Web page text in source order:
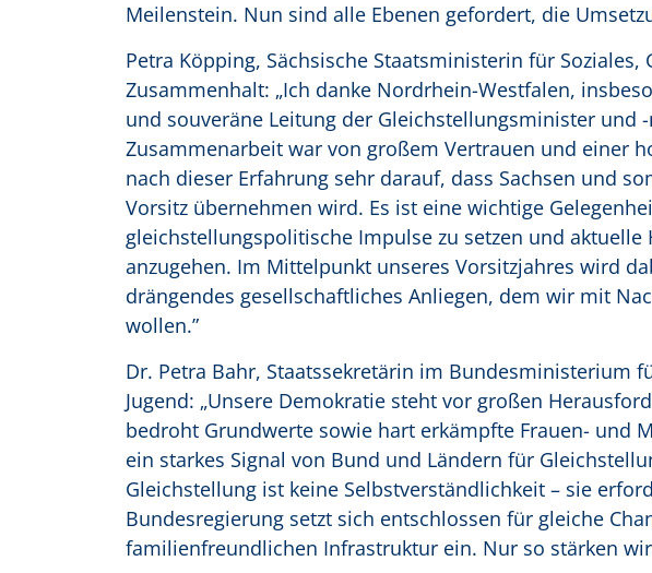
Meilenstein. Nun sind alle Ebenen gefordert, die
Petra Köpping, Sächsische Staatsministerin für
Zusammenhalt: „Ich danke Nordrhein-Westfalen,
und souveräne Leitung der Gleichstellungsminister und
Zusammenarbeit war von großem Vertrauen und einer
nach dieser Erfahrung sehr darauf, dass Sachsen und
Vorsitz übernehmen wird. Es ist eine wichtige
gleichstellungspolitische Impulse zu setzen und
anzugehen. Im Mittelpunkt unseres Vorsitzjahres wird
drängendes gesellschaftliches Anliegen, dem wir mit
wollen.”
Dr. Petra Bahr, Staatssekretärin im Bundesministerium
Jugend: „Unsere Demokratie steht vor großen
bedroht Grundwerte sowie hart erkämpfte Frauen- und
ein starkes Signal von Bund und Ländern für
Gleichstellung ist keine Selbstverständlichkeit – sie
Bundesregierung setzt sich entschlossen für gleiche
familienfreundlichen Infrastruktur ein. Nur so stärken